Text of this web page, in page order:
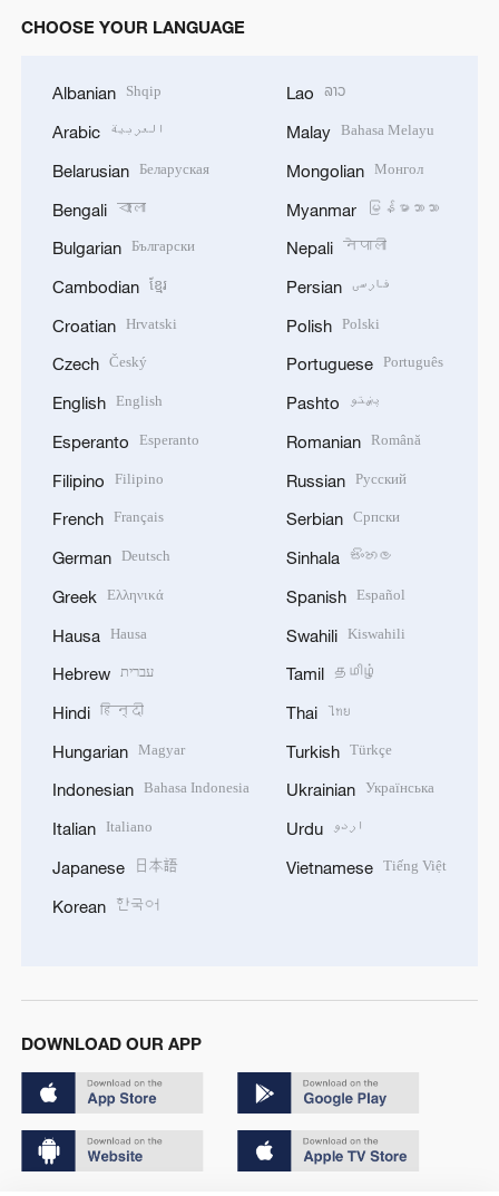
CHOOSE YOUR LANGUAGE
Albanian Shqip
Arabic العربية
Belarusian Беларуская
Bengali বাংলা
Bulgarian Български
Cambodian ខ្មែរ
Croatian Hrvatski
Czech Český
English English
Esperanto Esperanto
Filipino Filipino
French Français
German Deutsch
Greek Ελληνικά
Hausa Hausa
Hebrew עברית
Hindi हिन्दी
Hungarian Magyar
Indonesian Bahasa Indonesia
Italian Italiano
Japanese 日本語
Korean 한국어
Lao ລາວ
Malay Bahasa Melayu
Mongolian Монгол
Myanmar မြန်မာဘာသာ
Nepali नेपाली
Persian فارسی
Polish Polski
Portuguese Português
Pashto پښتو
Romanian Română
Russian Русский
Serbian Српски
Sinhala සිංහල
Spanish Español
Swahili Kiswahili
Tamil தமிழ்
Thai ไทย
Turkish Türkçe
Ukrainian Українська
Urdu اردو
Vietnamese Tiếng Việt
DOWNLOAD OUR APP